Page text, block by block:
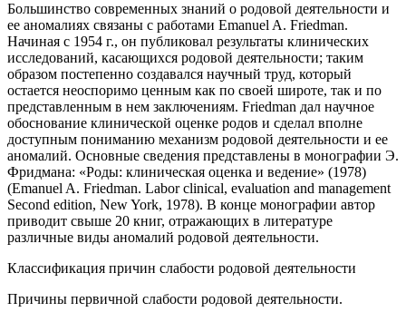
Большинство современных знаний о родовой деятельности и
ее аномалиях связаны с работами Emanuel A. Friedman.
Начиная с 1954 г., он публиковал результаты клинических
исследований, касающихся родовой деятельности; таким
образом постепенно создавался научный труд, который
остается неоспоримо ценным как по своей широте, так и по
представленным в нем заключениям. Friedman дал научное
обоснование клинической оценке родов и сделал вполне
доступным пониманию механизм родовой деятельности и ее
аномалий. Основные сведения представлены в монографии Э.
Фридмана: «Роды: клиническая оценка и ведение» (1978)
(Emanuel A. Friedman. Labor clinical, evaluation and management
Second edition, New York, 1978). В конце монографии автор
приводит свыше 20 книг, отражающих в литературе
различные виды аномалий родовой деятельности.
Классификация причин слабости родовой деятельности
Причины первичной слабости родовой деятельности.